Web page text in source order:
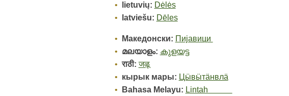
lietuvių: Dėlės
latviešu: Dēles
Mакедонски: Пијавици
മലയാളം: കുളയട്ട
राठी: जळू
кырык мары: Цӹвӹтӓнвлӓ
Bahasa Melayu: Lintah